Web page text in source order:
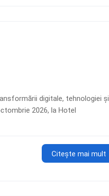
digitale, tehnologiei și
2026, la Hotel
Citește mai mult